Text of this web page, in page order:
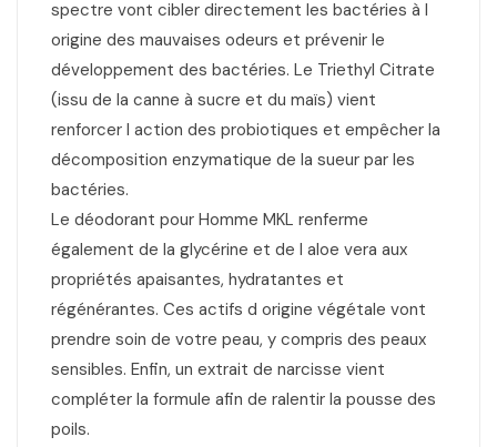
spectre vont cibler directement les bactéries à l
origine des mauvaises odeurs et prévenir le
développement des bactéries. Le Triethyl Citrate
(issu de la canne à sucre et du maïs) vient
renforcer l action des probiotiques et empêcher la
décomposition enzymatique de la sueur par les
bactéries.
Le déodorant pour Homme MKL renferme
également de la glycérine et de l aloe vera aux
propriétés apaisantes, hydratantes et
régénérantes. Ces actifs d origine végétale vont
prendre soin de votre peau, y compris des peaux
sensibles. Enfin, un extrait de narcisse vient
compléter la formule afin de ralentir la pousse des
poils.